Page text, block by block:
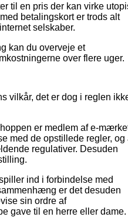
til en pris der kan virke
betalingskort er trods alt
selskaber.
kan du overveje et
over flere uger.
vilkår, det er dog i reglen
er medlem af e-
med de opstillede regler, og
regulativer. Desuden
ind i forbindelse med
er det desuden
sin ordre af
gave til en herre eller dame.